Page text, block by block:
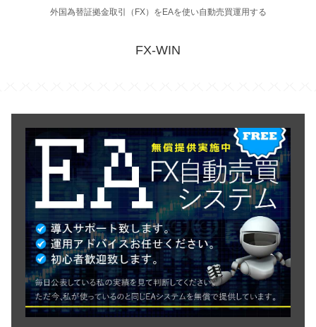
外国為替証拠金取引（FX）をEAを使い自動売買運用する
FX-WIN